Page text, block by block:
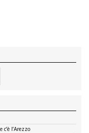
l’Arezzo